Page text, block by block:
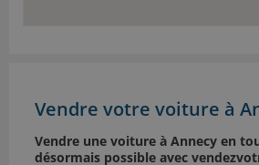
Vendre votre voiture à
Vendre une voiture à Annecy en
désormais possible avec